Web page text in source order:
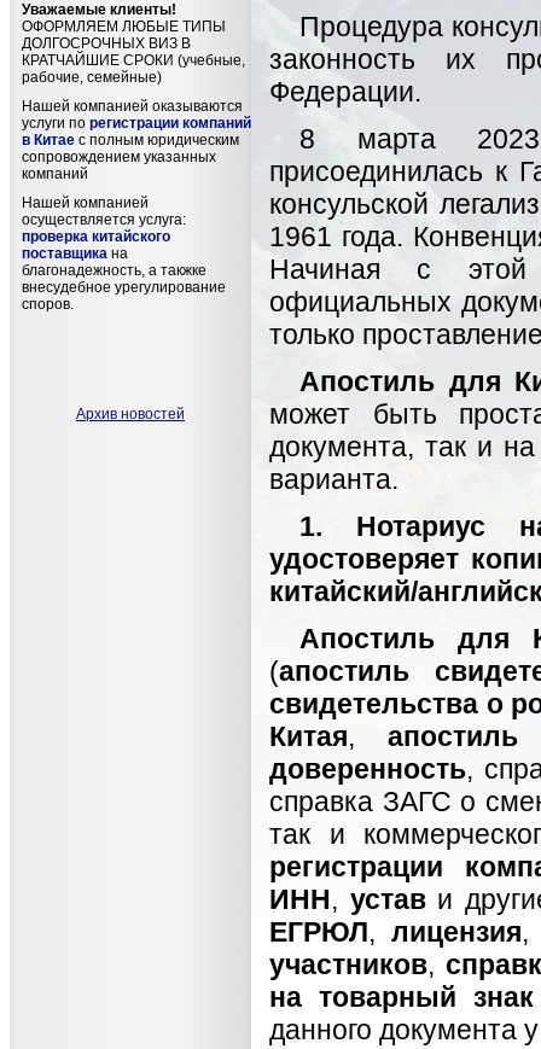
Уважаемые клиенты!
ОФОРМЛЯЕМ ЛЮБЫЕ ТИПЫ
ДОЛГОСРОЧНЫХ ВИЗ В
КРАТЧАЙШИЕ СРОКИ (учебные,
рабочие, семейные)
Нашей компанией оказываются
услуги по регистрации компаний
в Китае с полным юридическим
сопровождением указанных
компаний
Нашей компанией
осуществляется услуга:
проверка китайского
поставщика на
благонадежность, а такжке
внесудебное урегулирование
споров.
Архив новостей
Процедура
законность их
Федерации.
8 марта 2023
присоединилась к
консульской
1961 года.
Начиная с этой
официальных
только
Апостиль для
может быть
документа, так и
варианта.
1. Нотариус
удостоверяет
китайский/
Апостиль для
(апостиль
свидетельства о
Китая,
доверенность,
справка ЗАГС о
так и
регистрации
ИНН, устави
ЕГРЮЛ,лицензия
участников,
на товарный знак
данного документа